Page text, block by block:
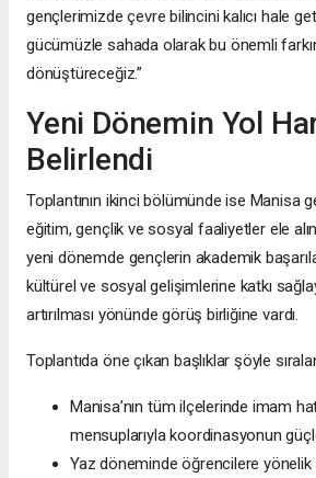
gençlerimizde çevre bilincini kalıcı hale
gücümüzle sahada olarak bu önemli
dönüştüreceğiz.”
Yeni Dönemin Yol
Belirlendi
Toplantının ikinci bölümünde ise Manisa
eğitim, gençlik ve sosyal faaliyetler ele
yeni dönemde gençlerin akademik
kültürel ve sosyal gelişimlerine katkı
artırılması yönünde görüş birliğine vardı.
Toplantıda öne çıkan başlıklar şöyle
Manisa’nın tüm ilçelerinde imam
mensuplarıyla koordinasyonun
Yaz döneminde öğrencilere